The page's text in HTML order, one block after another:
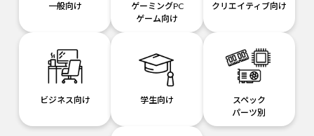
一般向け
ゲーミングPC
ゲーム向け
クリエイティブ向け
ビジネス向け 学生向け
スペック
パーツ別